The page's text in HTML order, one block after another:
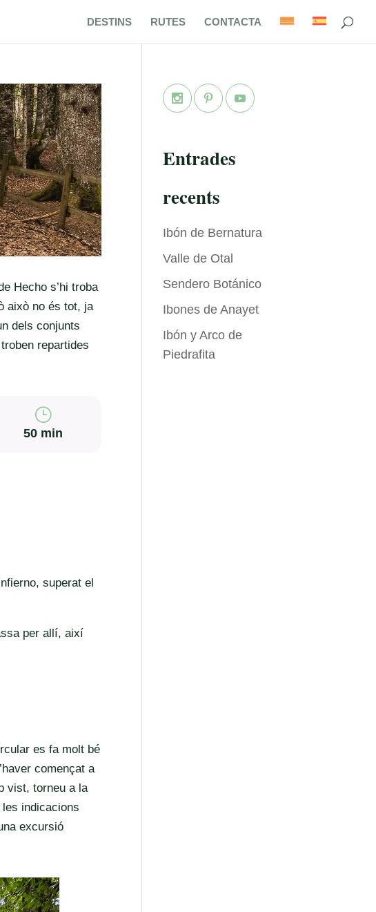
DESTINS RUTES CONTACTA
Hecho s’hi troba
això no és tot, ja
dels conjunts
repartides
}
50 min
superat el
per allí, així
es fa molt bé
començat a
vist, torneu a la
indicacions
excursió
Entrades
recents
Ibón de Bernatura
Valle de Otal
Sendero Botánico
Ibones de Anayet
Ibón y Arco de
Piedrafita